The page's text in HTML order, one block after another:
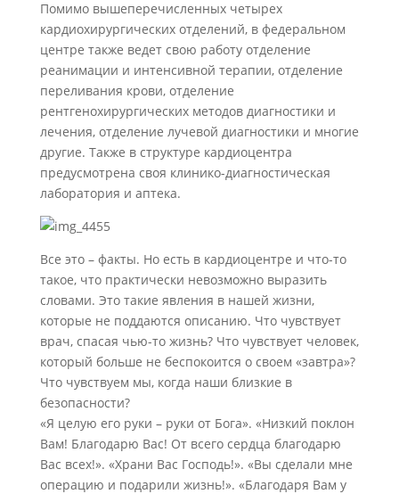
Помимо вышеперечисленных четырех
кардиохирургических отделений, в федеральном
центре также ведет свою работу отделение
реанимации и интенсивной терапии, отделение
переливания крови, отделение
рентгенохирургических методов диагностики и
лечения, отделение лучевой диагностики и многие
другие. Также в структуре кардиоцентра
предусмотрена своя клинико-диагностическая
лаборатория и аптека.
Все это – факты. Но есть в кардиоцентре и что-то
такое, что практически невозможно выразить
словами. Это такие явления в нашей жизни,
которые не поддаются описанию. Что чувствует
врач, спасая чью-то жизнь? Что чувствует человек,
который больше не беспокоится о своем «завтра»?
Что чувствуем мы, когда наши близкие в
безопасности?
«Я целую его руки – руки от Бога». «Низкий поклон
Вам! Благодарю Вас! От всего сердца благодарю
Вас всех!». «Храни Вас Господь!». «Вы сделали мне
операцию и подарили жизнь!». «Благодаря Вам у